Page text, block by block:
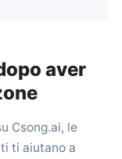
aver
Csong.ai, le
ti aiutano a